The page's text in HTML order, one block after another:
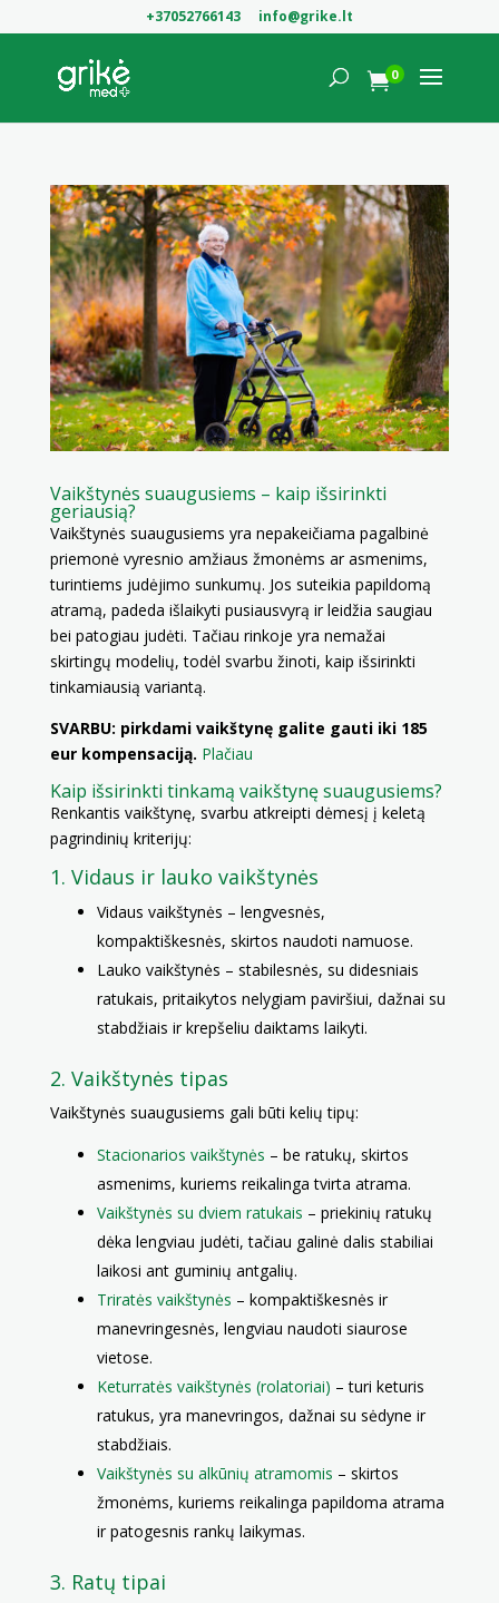
+37052766143 info@grike.lt
0
Vaikštynės suaugusiems – kaip išsirinkti
geriausią?
Vaikštynės suaugusiems yra nepakeičiama pagalbinė
priemonė vyresnio amžiaus žmonėms ar asmenims,
turintiems judėjimo sunkumų. Jos suteikia papildomą
atramą, padeda išlaikyti pusiausvyrą ir leidžia saugiau
bei patogiau judėti. Tačiau rinkoje yra nemažai
skirtingų modelių, todėl svarbu žinoti, kaip išsirinkti
tinkamiausią variantą.
SVARBU: pirkdami vaikštynę galite gauti iki 185
eur kompensaciją. Plačiau
Kaip išsirinkti tinkamą vaikštynę suaugusiems?
Renkantis vaikštynę, svarbu atkreipti dėmesį į keletą
pagrindinių kriterijų:
1. Vidaus ir lauko vaikštynės
Vidaus vaikštynės – lengvesnės,
kompaktiškesnės, skirtos naudoti namuose.
Lauko vaikštynės – stabilesnės, su didesniais
ratukais, pritaikytos nelygiam paviršiui, dažnai su
stabdžiais ir krepšeliu daiktams laikyti.
2. Vaikštynės tipas
Vaikštynės suaugusiems gali būti kelių tipų:
Stacionarios vaikštynės – be ratukų, skirtos
asmenims, kuriems reikalinga tvirta atrama.
Vaikštynės su dviem ratukais – priekinių ratukų
dėka lengviau judėti, tačiau galinė dalis stabiliai
laikosi ant guminių antgalių.
Triratės vaikštynės – kompaktiškesnės ir
manevringesnės, lengviau naudoti siaurose
vietose.
Keturratės vaikštynės (rolatoriai) – turi keturis
ratukus, yra manevringos, dažnai su sėdyne ir
stabdžiais.
Vaikštynės su alkūnių atramomis – skirtos
žmonėms, kuriems reikalinga papildoma atrama
ir patogesnis rankų laikymas.
3. Ratų tipai